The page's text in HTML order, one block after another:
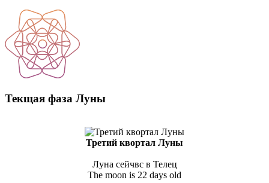
Текщая фаза Луны
Третий квортал Луны
Луна сейчвс в Телец
The moon is 22 days old